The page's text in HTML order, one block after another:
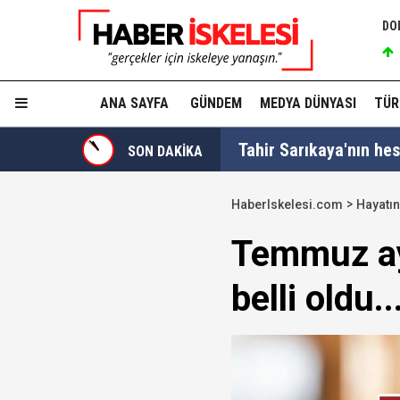
ANA SAYFA GÜNDEM MEDYA DÜNYASI
SON DAKİKA Tahir Sarıkaya'nın
Hakkında fezleke
Hangi suçlar kapsam
Devlet Bahçeli'den
İzmir Büyükşehir
HaberIskelesi.com
Temmuz
belli oldu...